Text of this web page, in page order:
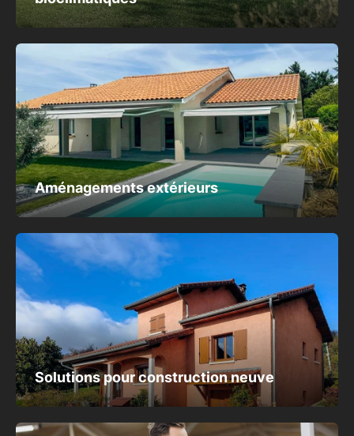
Aménagements extérieurs
Solutions pour construction neuve